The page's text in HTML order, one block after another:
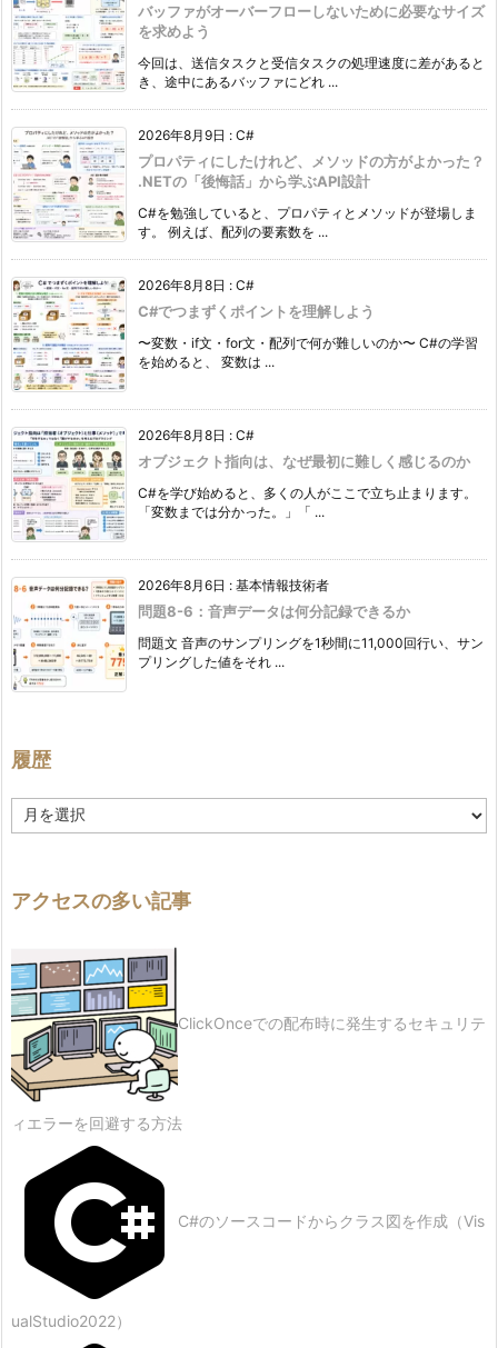
バッファがオーバーフローしないために必要なサイズ
を求めよう
今回は、送信タスクと受信タスクの処理速度に差があると
き、途中にあるバッファにどれ ...
2026年8月9日 : C#
プロパティにしたけれど、メソッドの方がよかった？
.NETの「後悔話」から学ぶAPI設計
C#を勉強していると、プロパティとメソッドが登場しま
す。 例えば、配列の要素数を ...
2026年8月8日 : C#
C#でつまずくポイントを理解しよう
〜変数・if文・for文・配列で何が難しいのか〜 C#の学習
を始めると、 変数は ...
2026年8月8日 : C#
オブジェクト指向は、なぜ最初に難しく感じるのか
C#を学び始めると、多くの人がここで立ち止まります。
「変数までは分かった。」「 ...
2026年8月6日 : 基本情報技術者
問題8-6：音声データは何分記録できるか
問題文 音声のサンプリングを1秒間に11,000回行い、サン
プリングした値をそれ ...
履歴
歴
アクセスの多い記事
ClickOnceでの配布時に発生するセキュリテ
ィエラーを回避する方法
C#のソースコードからクラス図を作成（Vis
ualStudio2022）